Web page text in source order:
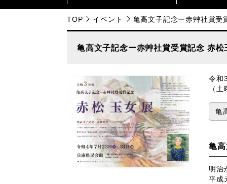
TOP イベント 亀高文子記念ー赤艸社賞受
亀高文子記念ー赤艸社賞受賞記念 赤松
令和
（
亀
亀
明治
平成